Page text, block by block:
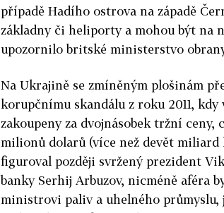
případě Hadího ostrova na západě
základny či heliporty a mohou být na
upozornilo britské ministerstvo
Na Ukrajině se zmíněným plošinám
korupčnímu skandálu z roku 2011, kdy
zakoupeny za dvojnásobek tržní
milionů dolarů (více než devět miliard
figuroval později svržený prezident
banky Serhij Arbuzov, nicméně aféra
ministrovi paliv a uhelného